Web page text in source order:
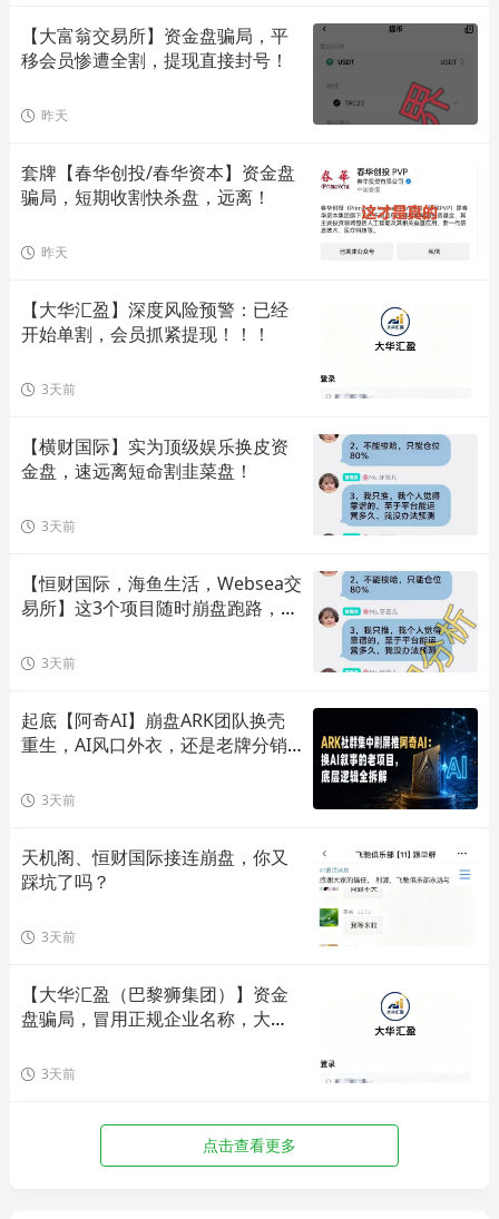
【大富翁交易所】资金盘骗局，平
移会员惨遭全割，提现直接封号！
昨天
套牌【春华创投/春华资本】资金盘
骗局，短期收割快杀盘，远离！
昨天
【大华汇盈】深度风险预警：已经
开始单割，会员抓紧提现！！！
3天前
【横财国际】实为顶级娱乐换皮资
金盘，速远离短命割韭菜盘！
3天前
【恒财国际，海鱼生活，Websea交
易所】这3个项目随时崩盘跑路，赶
3天前
起底【阿奇AI】崩盘ARK团队换壳
重生，AI风口外衣，还是老牌分销
3天前
天机阁、恒财国际接连崩盘，你又
踩坑了吗？
3天前
【大华汇盈（巴黎狮集团）】资金
盘骗局，冒用正规企业名称，大量
3天前
点击查看更多